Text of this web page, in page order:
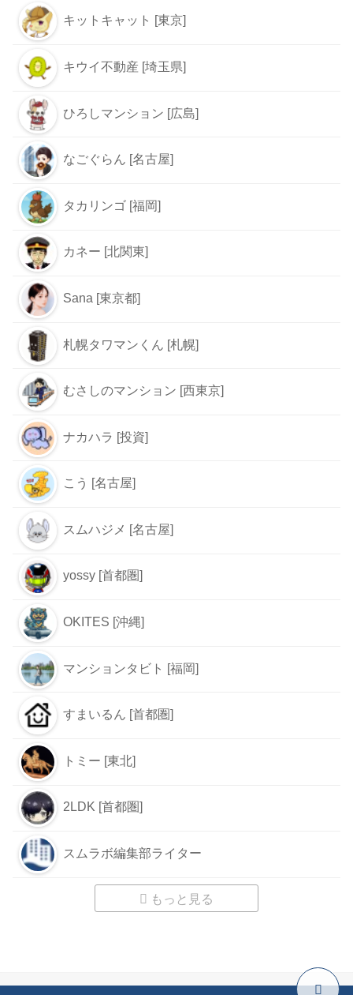
キットキャット [東京]
キウイ不動産 [埼玉県]
ひろしマンション [広島]
なごぐらん [名古屋]
タカリンゴ [福岡]
カネー [北関東]
Sana [東京都]
札幌タワマンくん [札幌]
むさしのマンション [西東京]
ナカハラ [投資]
こう [名古屋]
スムハジメ [名古屋]
yossy [首都圏]
OKITES [沖縄]
マンションタビト [福岡]
すまいるん [首都圏]
トミー [東北]
2LDK [首都圏]
スムラボ編集部ライター
もっと見る